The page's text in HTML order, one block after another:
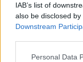
IAB’s list of
also be disclosed
Downstream
Please note that
Personal Data
Már 100 ezren
népszavazáson
Mindössze nyolc
oktatásügyben